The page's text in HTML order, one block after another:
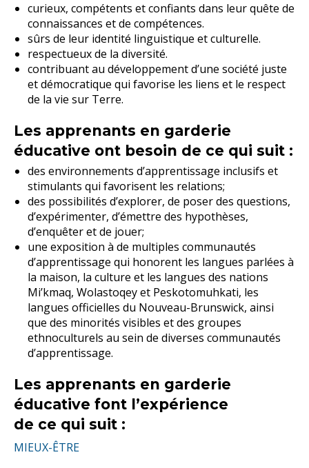
curieux, compétents et confiants dans leur quête de
connaissances et de compétences.
sûrs de leur identité linguistique et culturelle.
respectueux de la diversité.
contribuant au développement d’une société juste
et démocratique qui favorise les liens et le respect
de la vie sur Terre.
Les apprenants en garderie
éducative ont besoin de ce qui suit :
des environnements d’apprentissage inclusifs et
stimulants qui favorisent les relations;
des possibilités d’explorer, de poser des questions,
d’expérimenter, d’émettre des hypothèses,
d’enquêter et de jouer;
une exposition à de multiples communautés
d’apprentissage qui honorent les langues parlées à
la maison, la culture et les langues des nations
Mi’kmaq, Wolastoqey et Peskotomuhkati, les
langues officielles du Nouveau-Brunswick, ainsi
que des minorités visibles et des groupes
ethnoculturels au sein de diverses communautés
d’apprentissage.
Les apprenants en garderie
éducative font l’expérience
de ce qui suit :
MIEUX-ÊTRE